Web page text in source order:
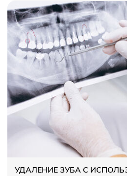
УДАЛЕНИЕ ЗУБА С